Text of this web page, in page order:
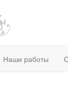
Наши работы